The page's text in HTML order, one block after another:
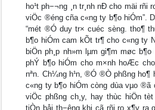
ho¹t ph−¬ng ¸n tr¸nh nÐ cho mäi rñi
viÖc ®éng cña c«ng ty b¶o hiÓm”.
“mét ®Ó duy tr× cuéc sèng. tho¶
b¶o hiÓm cam kÕt tr¶ cho c«ng ty
biÖn ph¸p nh»m lµm gi¶m møc
phÝ b¶o hiÓm cho m×nh hoÆc
nªn. Ch¼ng h¹n, ®Ó ®Ò phßng ho¶
c«ng ty b¶o hiÓm còng dùa vµo ®ã
viÖc phßng ch¸y, hay thùc hiÖn
tiÒn båi th−êng khi cã rñi ro x¶y